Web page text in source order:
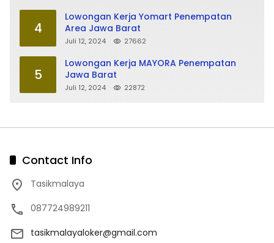
4
Lowongan Kerja Yomart Penempatan
Area Jawa Barat
Juli 12, 2024 27662
5
Lowongan Kerja MAYORA Penempatan
Jawa Barat
Juli 12, 2024 22872
Contact Info
Tasikmalaya
087724989211
tasikmalayaloker@gmail.com